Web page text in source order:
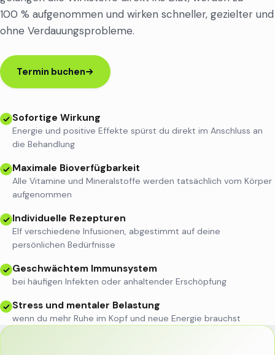
100 % aufgenommen und wirken schneller, gezielter und
ohne Verdauungsprobleme.
Termin buchen
Sofortige Wirkung
Energie und positive Effekte spürst du direkt im Anschluss an
die Behandlung
Maximale Bioverfügbarkeit
Alle Vitamine und Mineralstoffe werden tatsächlich vom Körper
aufgenommen
Individuelle Rezepturen
Elf verschiedene Infusionen, abgestimmt auf deine
persönlichen Bedürfnisse
Geschwächtem Immunsystem
bei häufigen Infekten oder anhaltender Erschöpfung
Stress und mentaler Belastung
wenn du mehr Ruhe im Kopf und neue Energie brauchst